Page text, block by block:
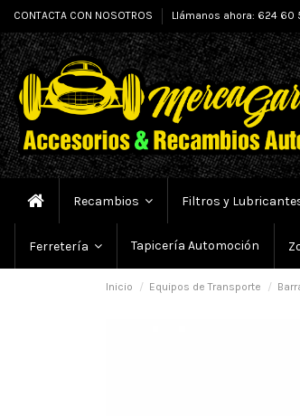
CONTACTA CON NOSOTROS Llámanos ahora: 624 60
Recambios Filtros y
Ferretería Tapicería Automoción
Inicio Equipos de Transporte